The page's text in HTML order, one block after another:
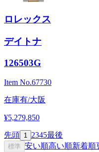
ロレックス
デイトナ
126503G
Item No.67730
在庫有/大阪
¥5,279,850
先頭 1 2345最後
標準 安い順高い順新着順